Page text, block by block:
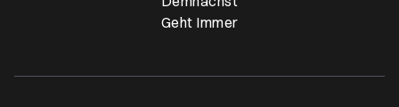
Geht Immer